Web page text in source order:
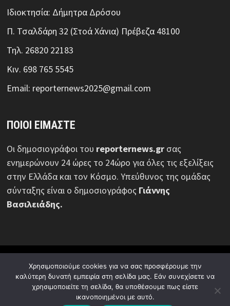
Ιδιοκτησία: Δήμητρα Δρόσου
Π. Τσαλδάρη 32 (Στοά Χάνια) Πρέβεζα 48100
Τηλ. 26820 22183
Κιν. 698 765 5545
Email: reporternews2025@gmail.com
ΠΟΙΟΙ ΕΙΜΑΣΤΕ
Οι δημοσιογράφοι του reporternews.gr σας
ενημερώνουν 24 ώρες το 24ώρο για όλες τις εξελίξεις
στην Ελλάδα και τον Κόσμο. Υπεύθυνος της ομάδας
σύνταξης είναι ο δημοσιογράφος Γιάννης
Βασιλειάδης.
© Reporternews.gr - 2026 | Με επιφύλαξη κάθε νόμιμου
δικαιώματος | Design:Media News Group
Πολιτική απορρήτου
Χρησιμοποιούμε cookies για να σας προσφέρουμε την
καλύτερη δυνατή εμπειρία στη σελίδα μας. Εάν συνεχίσετε να
χρησιμοποιείτε τη σελίδα, θα υποθέσουμε πως είστε
ικανοποιημένοι με αυτό.